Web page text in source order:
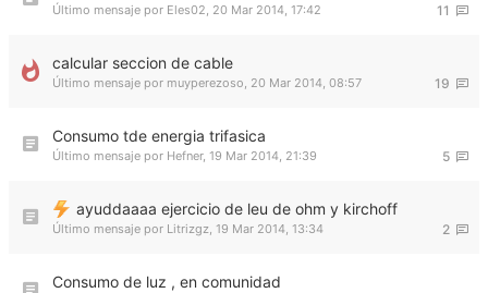
11
Último mensaje por Eles02, 20 Mar 2014, 17:42
calcular seccion de cable
19
Último mensaje por muyperezoso, 20 Mar 2014, 08:57
Consumo tde energia trifasica
5
Último mensaje por Hefner, 19 Mar 2014, 21:39
ayuddaaaa ejercicio de leu de ohm y kirchoff
2
Último mensaje por Litrizgz, 19 Mar 2014, 13:34
Consumo de luz , en comunidad